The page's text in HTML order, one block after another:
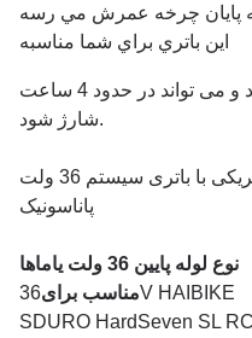
به پايان چرخه عمرش مي رسه
اين باتري براي شما مناسبه
حدود 30 تا 120 مایل فاصله دارد و می تواند در حدود 4 ساعت
شارژ شود.
سازگار با دوچرخه های الکتریکی با باتری سیستم 36 ولت
پاناسونیک
نوع لوله پایین 36 ولت یاماها
مناسب برای36V HAIBIKE
SDURO HardSeven SL